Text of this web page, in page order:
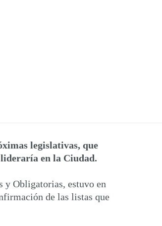
legislativas, que
en la Ciudad.
y Obligatorias, estuvo en
de las listas que